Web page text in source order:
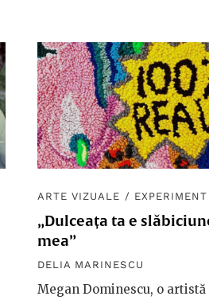
ARTE VIZUALE / EXPERIMENT
„Dulceața ta e
mea”
DELIA MARINESCU
Megan Dominescu, o artistă